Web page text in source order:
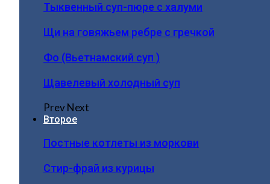
Тыквенный суп-пюре с халуми
Щи на говяжьем ребре с гречкой
Фо (Вьетнамский суп )
Щавелевый холодный суп
PrevNext
Второе
Постные котлеты из моркови
Стир-фрай из курицы